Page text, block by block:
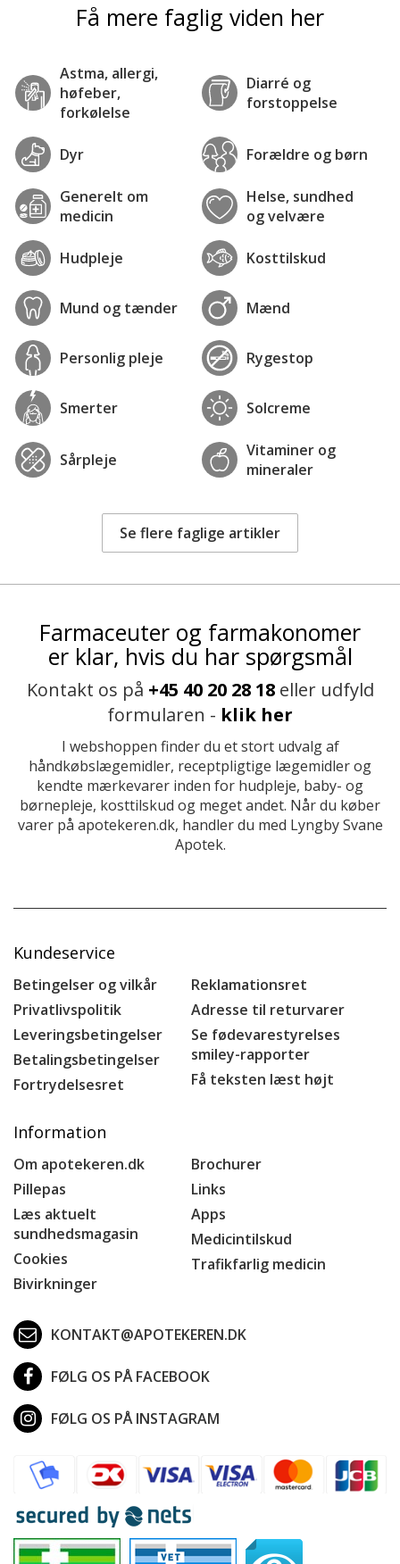
Få mere faglig viden her
Astma, allergi,
høfeber,
forkølelse
Diarré og
forstoppelse
Dyr Forældre og børn
Generelt om
medicin
Helse, sundhed
og velvære
Hudpleje Kosttilskud
Mund og tænder Mænd
Personlig pleje Rygestop
Smerter Solcreme
Sårpleje
Vitaminer og
mineraler
Se flere faglige artikler
Farmaceuter og farmakonomer
er klar, hvis du har spørgsmål
Kontakt os på +45 40 20 28 18eller udfyld
formularen - klik her
I webshoppen finder du et stort udvalg af
håndkøbslægemidler, receptpligtige lægemidler og
kendte mærkevarer inden for hudpleje, baby- og
børnepleje, kosttilskud og meget andet. Når du køber
varer på apotekeren.dk, handler du med Lyngby Svane
Apotek.
Kundeservice
Betingelser og vilkår
Privatlivspolitik
Leveringsbetingelser
Betalingsbetingelser
Fortrydelsesret
Reklamationsret
Adresse til returvarer
Se fødevarestyrelses
smiley-rapporter
Få teksten læst højt
Information
Om apotekeren.dk
Pillepas
Læs aktuelt
sundhedsmagasin
Cookies
Bivirkninger
Brochurer
Links
Apps
Medicintilskud
Trafikfarlig medicin
KONTAKT@APOTEKEREN.DK
FØLG OS PÅ FACEBOOK
FØLG OS PÅ INSTAGRAM